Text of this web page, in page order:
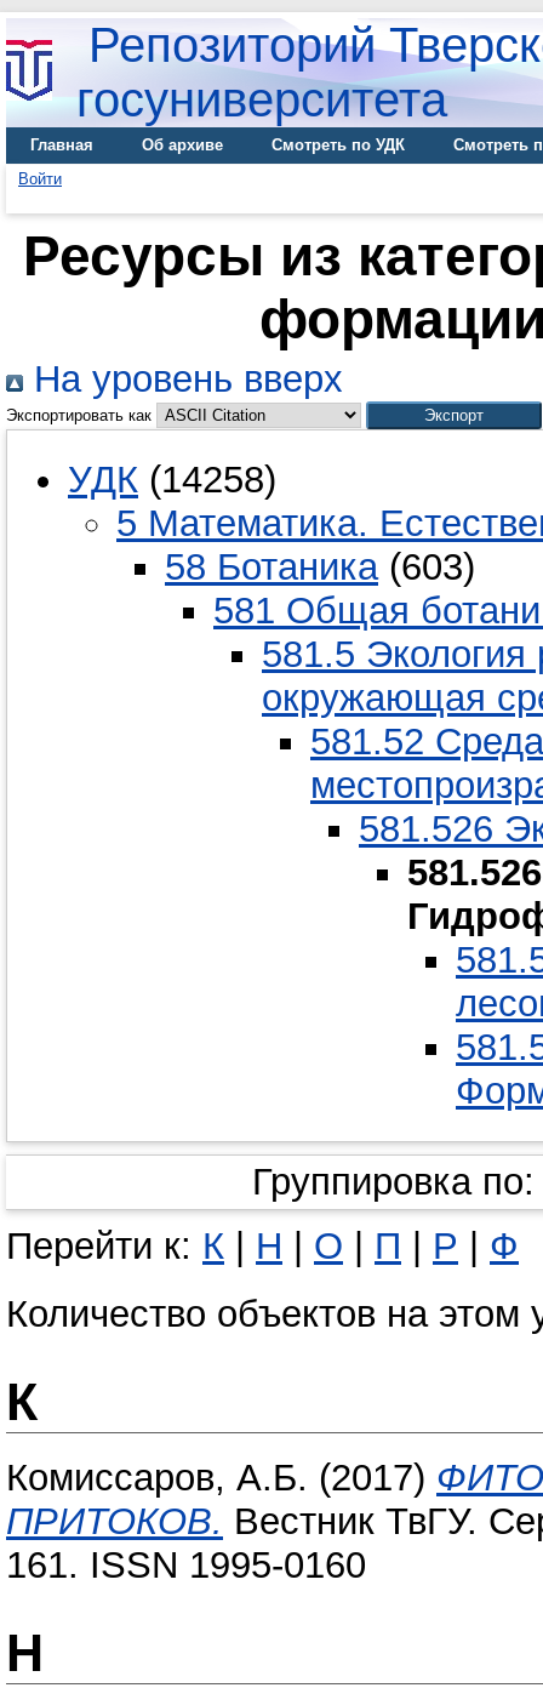
Репозиторий
госуниверситета
Главная Об архиве Смотреть по УДК
Смотреть
Войти
Ресурсы из
На уровень вверх
Экспортировать как
УДК (14258)
5 Математика.
58 Ботаника(603)
581 Общая
581.5 Экология
окружающая
581.52
581.526
Группировка
Перейти к: К | Н | О | П | Р | Ф
Количество объектов на этом
К
Комиссаров, А.Б. (2017)
ПРИТОКОВ. Вестник ТвГУ.
161. ISSN 1995-0160
Н